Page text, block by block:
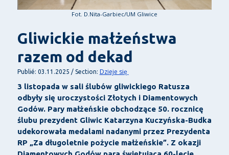
Fot. D.Nita-Garbiec/UM Gliwice
Gliwickie małżeństwa
razem od dekad
Publié: 03.11.2025 / Section: Dzieje się
3 listopada w sali ślubów gliwickiego Ratusza
odbyły się uroczystości Złotych i Diamentowych
Godów. Pary małżeńskie obchodzące 50. rocznicę
ślubu prezydent Gliwic Katarzyna Kuczyńska-Budka
udekorowała medalami nadanymi przez Prezydenta
RP „Za długoletnie pożycie małżeńskie”. Z okazji